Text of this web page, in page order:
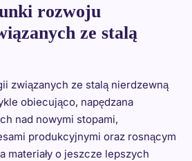
rozwoju
ze stalą
związanych ze stalą nierdzewną
obiecująco, napędzana
nad nowymi stopami,
produkcyjnymi oraz rosnącym
materiały o jeszcze lepszych